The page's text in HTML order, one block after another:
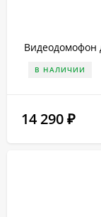
Видеодомофон
В НАЛИЧИИ
14 290 ₽